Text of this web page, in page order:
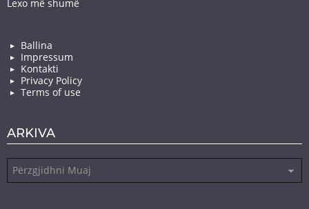
Lexo më shumë
Ballina
Impressum
Kontakti
Privacy Policy
Terms of use
ARKIVA